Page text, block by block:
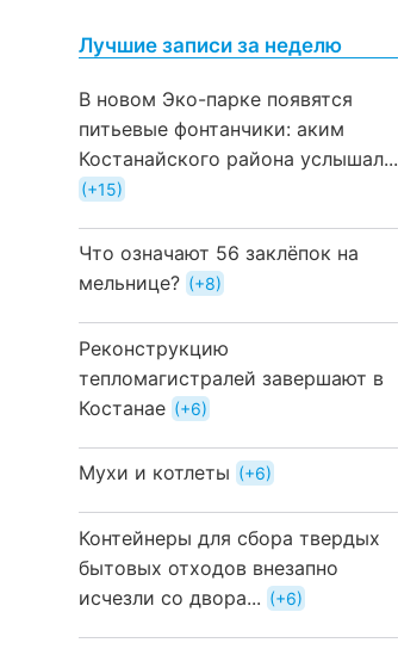
Лучшие записи за неделю
В новом Эко-парке появятся
питьевые фонтанчики: аким
Костанайского района услышал...
+15
Что означают 56 заклёпок на
мельнице?
+8
Реконструкцию
тепломагистралей завершают в
Костанае
+6
Мухи и котлеты +6
Контейнеры для сбора твердых
бытовых отходов внезапно
исчезли со двора...
+6